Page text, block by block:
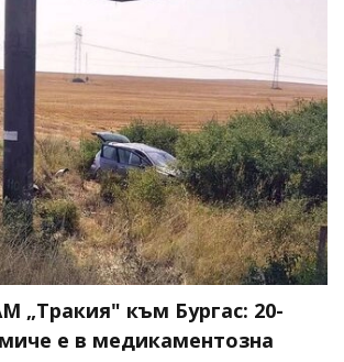
„Тракия" към Бургас: 20-
е в медикаментозна